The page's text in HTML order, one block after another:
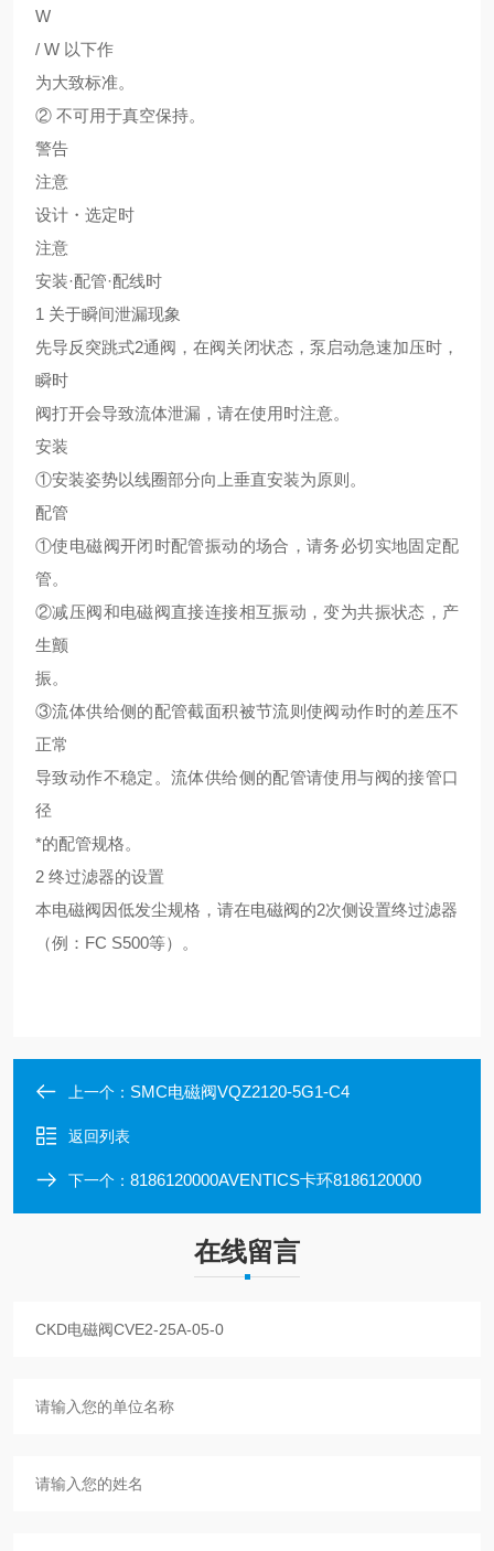
W
/ W 以下作
为大致标准。
② 不可用于真空保持。
警告
注意
设计・选定时
注意
安装·配管·配线时
1 关于瞬间泄漏现象
先导反突跳式2通阀，在阀关闭状态，泵启动急速加压时，
瞬时
阀打开会导致流体泄漏，请在使用时注意。
安装
①安装姿势以线圈部分向上垂直安装为原则。
配管
①使电磁阀开闭时配管振动的场合，请务必切实地固定配
管。
②减压阀和电磁阀直接连接相互振动，变为共振状态，产
生颤
振。
③流体供给侧的配管截面积被节流则使阀动作时的差压不
正常
导致动作不稳定。流体供给侧的配管请使用与阀的接管口
径
*的配管规格。
2 终过滤器的设置
本电磁阀因低发尘规格，请在电磁阀的2次侧设置终过滤器
（例：FC S500等）。
上一个： SMC电磁阀VQZ2120-5G1-C4
返回列表
下一个： 8186120000AVENTICS卡环8186120000
在线留言